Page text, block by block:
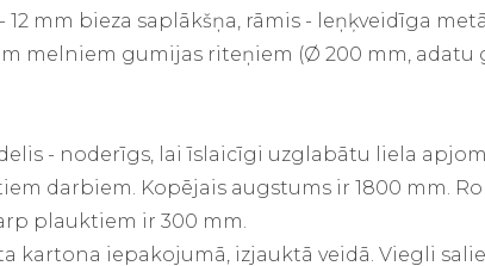
mm bieza saplākšņa, rāmis - leņķveidīga
melniem gumijas riteņiem (Ø 200 mm, adatu
- noderīgs, lai īslaicīgi uzglabātu liela
darbiem. Kopējais augstums ir 1800 mm.
plauktiem ir 300 mm.
kartona iepakojumā, izjauktā veidā. Viegli